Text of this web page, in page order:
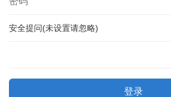
安全提问(未设置请忽略)
登录